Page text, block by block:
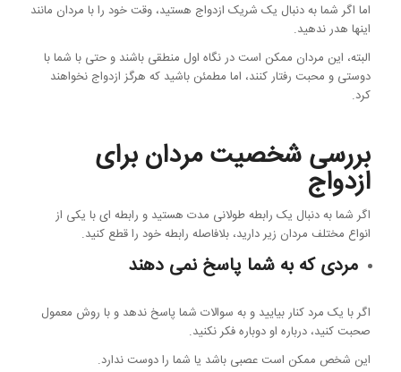
اما اگر شما به دنبال یک شریک ازدواج هستید، وقت خود را با مردان مانند
اینها هدر ندهید.
البته، این مردان ممکن است در نگاه اول منطقی باشند و حتی با شما با
دوستی و محبت رفتار کنند، اما مطمئن باشید که هرگز ازدواج نخواهند
کرد.
بررسی شخصیت مردان برای
ازدواج
اگر شما به دنبال یک رابطه طولانی مدت هستید و رابطه ای با یکی از
انواع مختلف مردان زیر دارید، بلافاصله رابطه خود را قطع کنید.
مردی که به شما پاسخ نمی دهند
اگر با یک مرد کنار بیایید و به سوالات شما پاسخ ندهد و با روش معمول
صحبت کنید، درباره او دوباره فکر نکنید.
این شخص ممکن است عصبی باشد یا شما را دوست ندارد.